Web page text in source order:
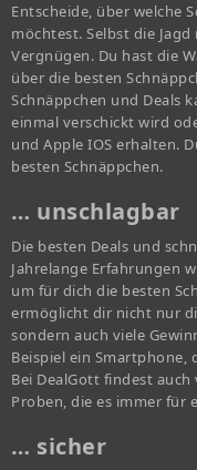
Entscheide, über welche
möchtest. Selbst die
Vergnügen. Du hast die
über die besten
Schnäppchen und Deals
einmal verschickt wird
und Apple IOS erhalten.
besten Schnäppchen.
… unschlagbar
Die besten Deals und
Jahrelange Erfahrungen
um für dich die besten
ermöglicht dir nicht nur
sondern auch viele
Beispiel ein Smartphone,
Bei DealGott findest
Proben, die es immer für
… sicher